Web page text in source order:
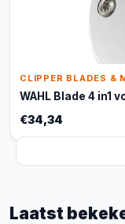
CLIPPER BLADES &
WAHL Blade 4 in1
€34,34
Laatst